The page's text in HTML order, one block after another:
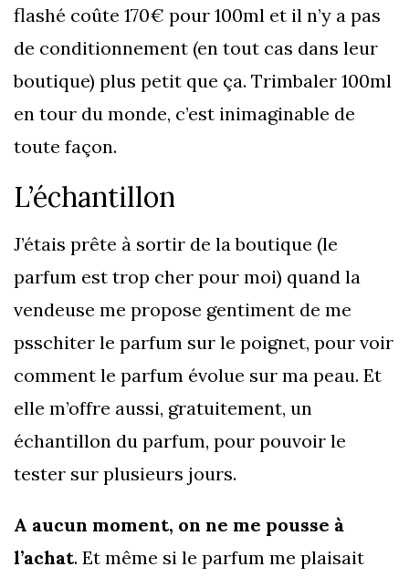
flashé coûte 170€ pour 100ml et il n’y a pas
de conditionnement (en tout cas dans leur
boutique) plus petit que ça. Trimbaler 100ml
en tour du monde, c’est inimaginable de
toute façon.
L’échantillon
J’étais prête à sortir de la boutique (le
parfum est trop cher pour moi) quand la
vendeuse me propose gentiment de me
psschiter le parfum sur le poignet, pour voir
comment le parfum évolue sur ma peau. Et
elle m’offre aussi, gratuitement, un
échantillon du parfum, pour pouvoir le
tester sur plusieurs jours.
A aucun moment, on ne me pousse à
l’achat. Et même si le parfum me plaisait